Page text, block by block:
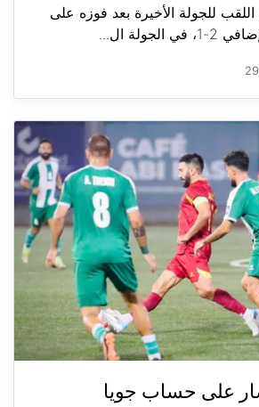
للجولة الأخيرة بعد فوزه على
ال...
على حساب جويا